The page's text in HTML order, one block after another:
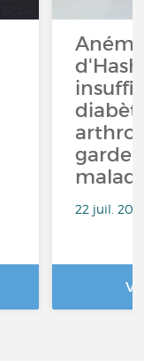
garder
22 juil.